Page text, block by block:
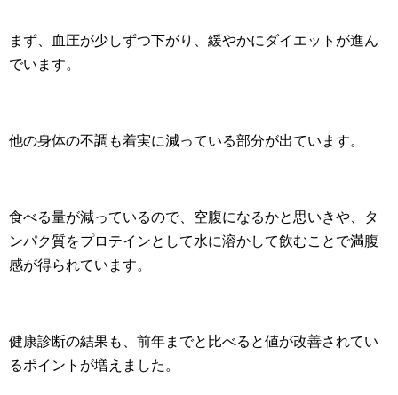
まず、血圧が少しずつ下がり、緩やかにダイエットが進ん
でいます。
他の身体の不調も着実に減っている部分が出ています。
食べる量が減っているので、空腹になるかと思いきや、タ
ンパク質をプロテインとして水に溶かして飲むことで満腹
感が得られています。
健康診断の結果も、前年までと比べると値が改善されてい
るポイントが増えました。